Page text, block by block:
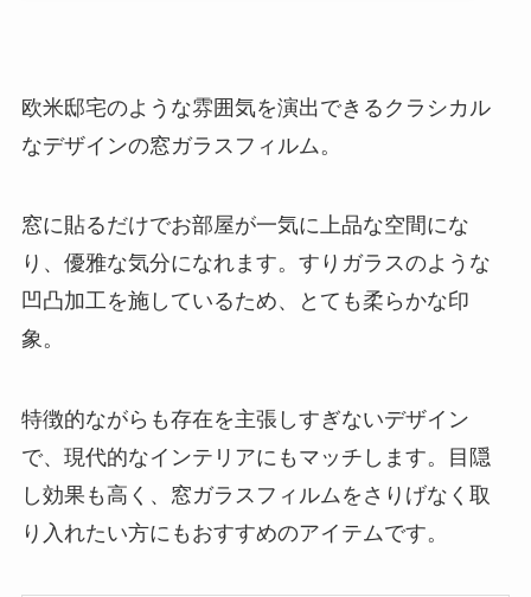
欧米邸宅のような雰囲気を演出できるクラシカル
なデザインの窓ガラスフィルム。
窓に貼るだけでお部屋が一気に上品な空間にな
り、優雅な気分になれます。すりガラスのような
凹凸加工を施しているため、とても柔らかな印
象。
特徴的ながらも存在を主張しすぎないデザイン
で、現代的なインテリアにもマッチします。目隠
し効果も高く、窓ガラスフィルムをさりげなく取
り入れたい方にもおすすめのアイテムです。